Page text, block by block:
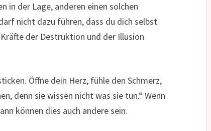
in der Lage, anderen einen solchen
nicht dazu führen, dass du dich selbst
der Destruktion und der Illusion
Öffne dein Herz, fühle den Schmerz,
denn sie wissen nicht was sie tun.“ Wenn
können dies auch andere sein.